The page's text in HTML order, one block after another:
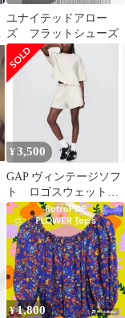
ユナイテッドアロー
ズ フラットシューズ
¥3,500
GAP ヴィンテージソフ
ト ロゴスウェットセ
ットアップ MとS
¥1,800